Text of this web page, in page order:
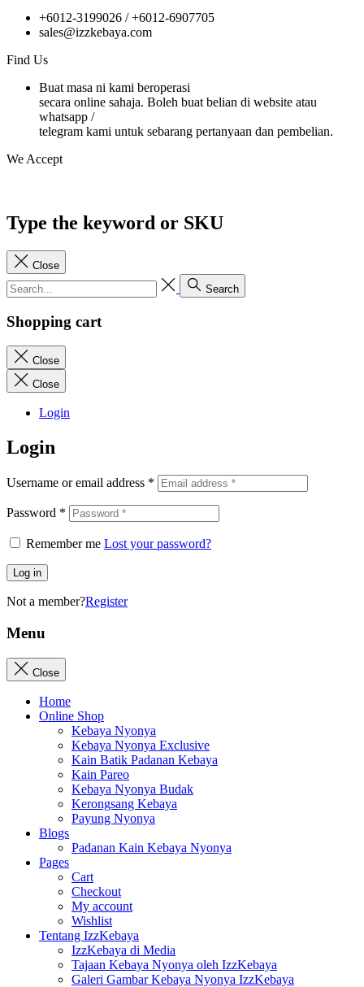
+6012-3199026 / +6012-6907705
sales@izzkebaya.com
Find Us
Buat masa ni kami beroperasi
secara online sahaja. Boleh buat belian di website atau
whatsapp /
telegram kami untuk sebarang pertanyaan dan pembelian.
We Accept
Type the keyword or SKU
Close
Search
Shopping cart
Close
Close
Login
Login
Username or email address *
Password *
Remember me Lost your password?
Log in
Not a member?Register
Menu
Close
Home
Online Shop
Kebaya Nyonya
Kebaya Nyonya Exclusive
Kain Batik Padanan Kebaya
Kain Pareo
Kebaya Nyonya Budak
Kerongsang Kebaya
Payung Nyonya
Blogs
Padanan Kain Kebaya Nyonya
Pages
Cart
Checkout
My account
Wishlist
Tentang IzzKebaya
IzzKebaya di Media
Tajaan Kebaya Nyonya oleh IzzKebaya
Galeri Gambar Kebaya Nyonya IzzKebaya